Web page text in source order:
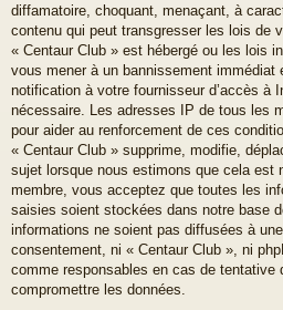
diffamatoire, choquant, menaçant, à
contenu qui peut transgresser les lois de
« Centaur Club » est hébergé ou les lois
vous mener à un bannissement immédiat
notification à votre fournisseur d’accès à
nécessaire. Les adresses IP de tous les
pour aider au renforcement de ces
« Centaur Club » supprime, modifie,
sujet lorsque nous estimons que cela est
membre, vous acceptez que toutes les
saisies soient stockées dans notre base
informations ne soient pas diffusées à
consentement, ni « Centaur Club », ni
comme responsables en cas de tentative
compromettre les données.